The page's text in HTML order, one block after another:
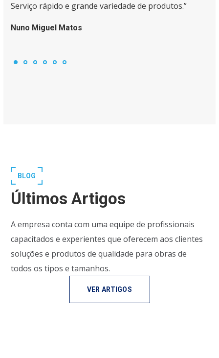
Serviço rápido e grande variedade de produtos.”
Nuno Miguel Matos
BLOG
Últimos Artigos
A empresa conta com uma equipe de profissionais
capacitados e experientes que oferecem aos clientes
soluções e produtos de qualidade para obras de
todos os tipos e tamanhos.
VER ARTIGOS